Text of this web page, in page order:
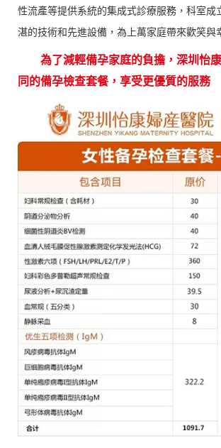
性流產等提供系統的集成式診療服務，科室成
湛的技術和先進設備，為上萬家庭帶來歡笑與
為了減輕備孕家庭的負擔，深圳怡
同的備孕檢查套餐，享受更優質的服務